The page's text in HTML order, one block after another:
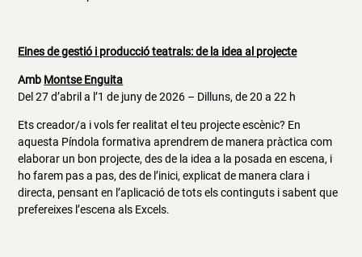
Eines de gestió i producció teatrals: de la idea al projecte
Amb Montse Enguita
Del 27 d’abril a l’1 de juny de 2026 – Dilluns, de 20 a 22 h
Ets creador/a i vols fer realitat el teu projecte escènic? En
aquesta Píndola formativa aprendrem de manera pràctica com
elaborar un bon projecte, des de la idea a la posada en escena, i
ho farem pas a pas, des de l’inici, explicat de manera clara i
directa, pensant en l’aplicació de tots els continguts i sabent que
prefereixes l’escena als Excels.